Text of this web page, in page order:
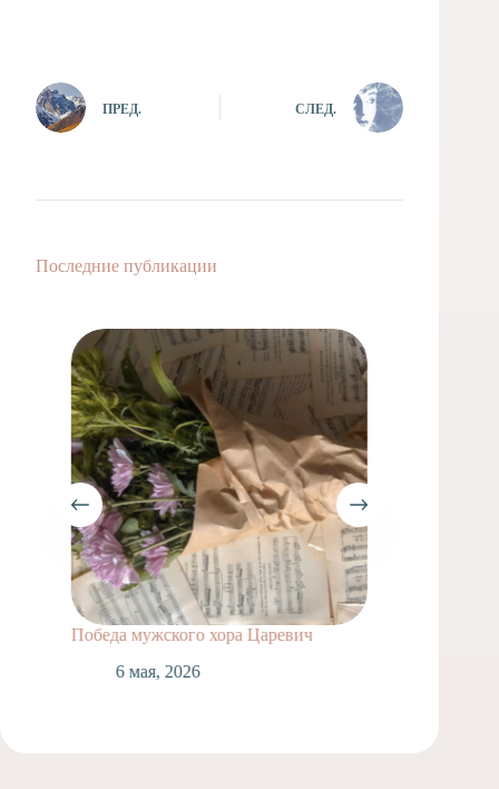
ПРЕД. СЛЕД.
Последние публикации
Победа мужского хора Царевич
6 мая, 2026